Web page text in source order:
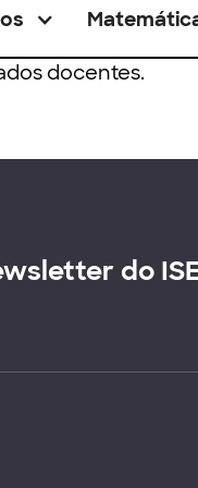
docentes.
do